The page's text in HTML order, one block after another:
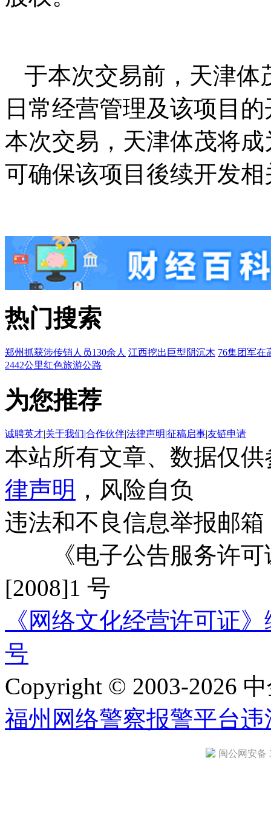
于本次交易前，天津体
日常经营管理及该项目
本次交易，天津体茂将
可确保该项目後续开发
热门搜索
郑州抓获涉传销人员130余人 江西挖出巨型阴沉木 76集团军在
2442公里红色旅游公路
为您推荐
诚聘英才|关于我们|合作伙伴|法律声明|征稿启事|友链申请
本站所有文章、数据仅
律声明 ，风险自负
违法和不良信息举报邮箱
《电子公告服务许可
[2008]1 号
《网络文化经营许可证
号
Copyright © 2003-2026
福州网络警察报警平台违
闽公网安备